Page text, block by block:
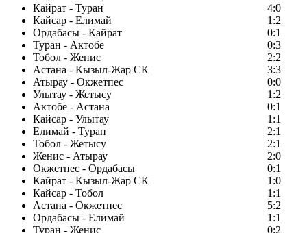
Кайрат - Туран
4:0
Кайсар - Елимай
1:2
Ордабасы - Кайрат
0:1
Туран - Актобе
0:3
Тобол - Женис
2:2
Астана - Кызыл-Жар СК
3:3
Атырау - Окжетпес
0:0
Улытау - Жетысу
1:2
Актобе - Астана
0:1
Кайсар - Улытау
1:1
Елимай - Туран
2:1
Тобол - Жетысу
2:1
Женис - Атырау
2:0
Окжетпес - Ордабасы
0:1
Кайрат - Кызыл-Жар СК
1:0
Кайсар - Тобол
1:1
Астана - Окжетпес
5:2
Ордабасы - Елимай
1:1
Туран - Женис
0:2